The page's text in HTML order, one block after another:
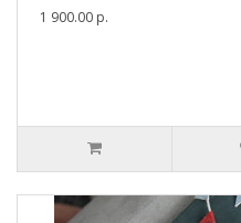
1 900.00 р.